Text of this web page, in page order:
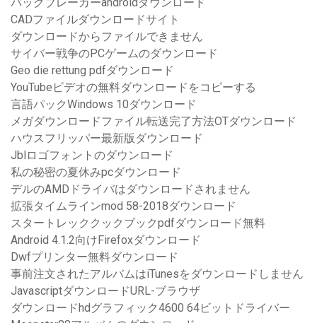
バックブレーカーandroidダウンロード
CADファイルダウンロードサイト
ダウンロードからファイルできません
サイバー戦争のPCゲームのダウンロード
Geo die rettung pdfダウンロード
YouTubeビデオの無料ダウンロードをコピーする
言語パックWindows 10ダウンロード
メガダウンロードファイル転送完了方法OTダウンロード
ハウスフリッパー最新版ダウンロード
Jblロゴフォントのダウンロード
私の秘密の夏休みpcダウンロード
デルのAMDドライバはダウンロードされません
拡張タイムラインmod 58-2018ダウンロード
スタートレッククックブックpdfダウンロード無料
Android 4.1.2向けFirefoxダウンロード
Dwfプリンター無料ダウンロード
事前注文されたアルバムはiTunesをダウンロードしません
JavascriptダウンロードURL-ブラウザ
ダウンロードhdグラフィック4600 64ビットドライバー